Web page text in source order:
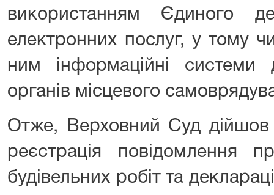
використанням Єдиного
електронних послуг, у тому
ним інформаційні системи
органів місцевого
Отже, Верховний Суд дійшов
реєстрація повідомлення
будівельних робіт та